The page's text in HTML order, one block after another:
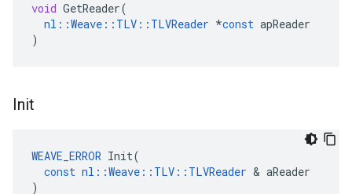
void GetReader(
nl ::Weave :: TLV :: TLVReader *const apReader
)
Init
WEAVE_ERROR Init(
const nl ::Weave :: TLV :: TLVReader & aReader
)